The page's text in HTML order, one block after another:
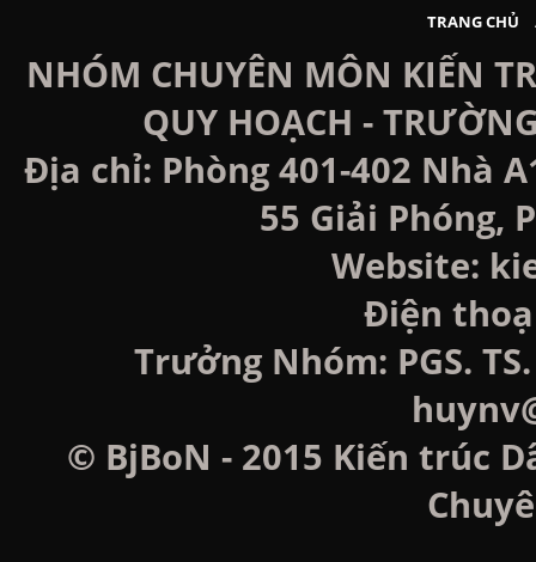
TRANG CHỦ
NHÓM CHUYÊN MÔN KIẾN
QUY HOẠCH -
Địa chỉ: Phòng 401-402 Nhà
55 Giải Phóng,
Website:
Điện
Trưởng Nhóm: PGS.
© BjBoN - 2015 Kiến trúc